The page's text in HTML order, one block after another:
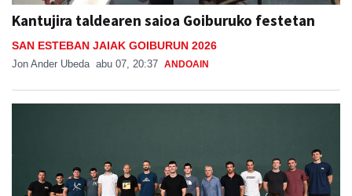
Kantujira taldearen saioa Goiburuko festetan
SAN ESTEBAN JAIAK GOIBURUN 2026
Jon Ander Ubeda abu 07, 20:37 ANDOAIN